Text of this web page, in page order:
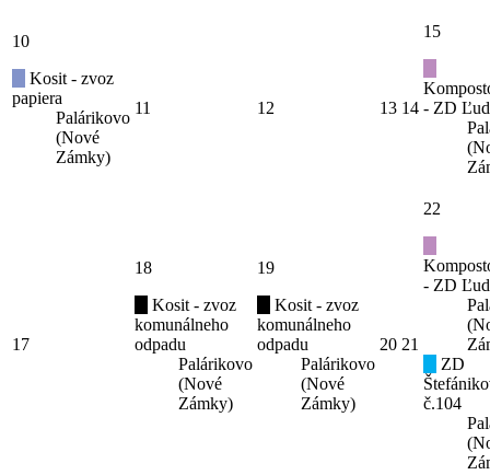
10
Kosit - zvoz
papiera
Palárikovo
(Nové
Zámky)
11 12 13 14
15
- ZD
17
18
Kosit - zvoz
komunálneho
odpadu
Palárikovo
(Nové
Zámky)
19
Kosit - zvoz
komunálneho
odpadu
Palárikovo
(Nové
Zámky)
20 21
22
- ZD
ZD
č.104